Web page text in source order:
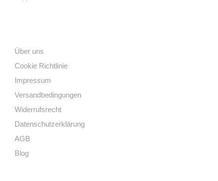
Über uns
Cookie Richtlinie
Impressum
Versandbedingungen
Widerrufsrecht
Datenschutzerklärung
AGB
Blog